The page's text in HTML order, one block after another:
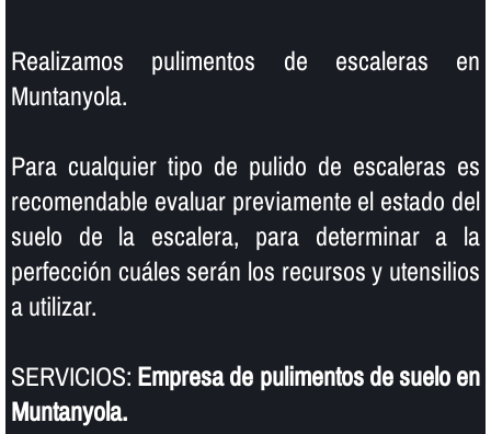
Realizamos pulimentos de escaleras en
Muntanyola.
Para cualquier tipo de pulido de escaleras es
recomendable evaluar previamente el estado del
suelo de la escalera, para determinar a la
perfección cuáles serán los recursos y utensilios
a utilizar.
SERVICIOS: Empresa de pulimentos de suelo en
Muntanyola.